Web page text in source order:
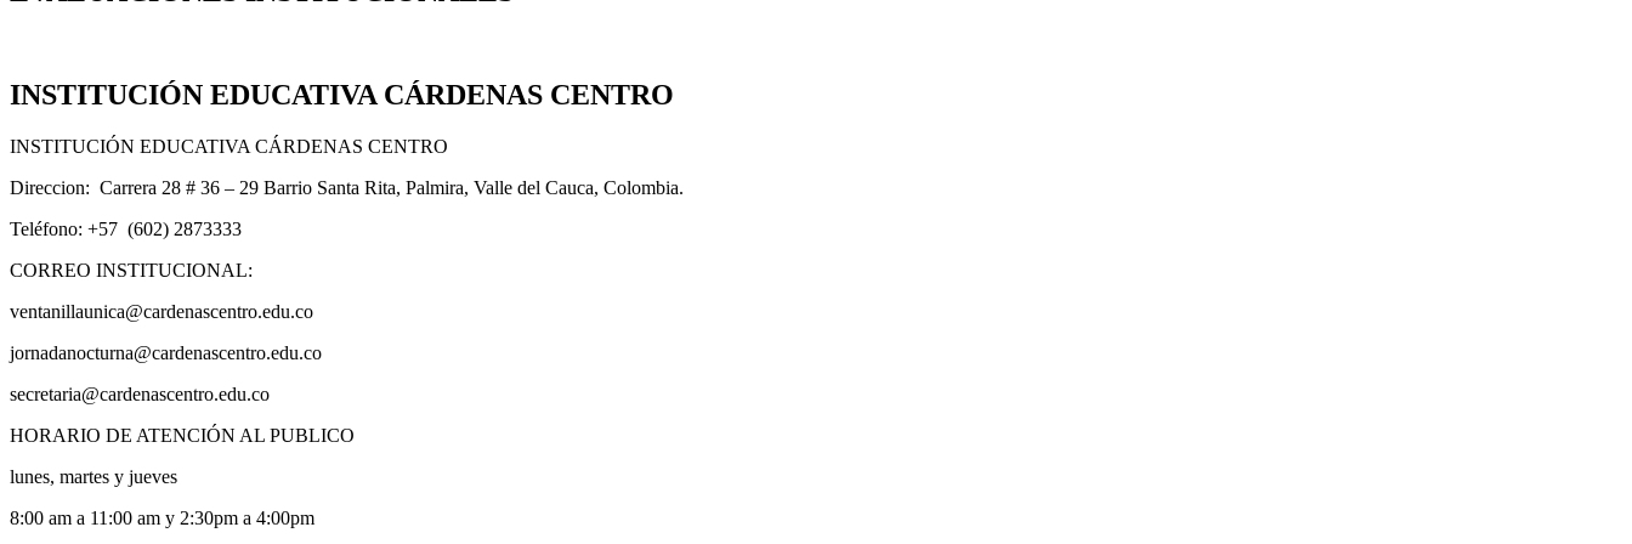
INSTITUCIÓN EDUCATIVA CÁRDENAS CENTRO
INSTITUCIÓN EDUCATIVA CÁRDENAS CENTRO
Direccion: Carrera 28 # 36 – 29 Barrio Santa Rita, Palmira, Valle del Cauca, Colombia.
Teléfono: +57 (602) 2873333
CORREO INSTITUCIONAL:
ventanillaunica@cardenascentro.edu.co
jornadanocturna@cardenascentro.edu.co
secretaria@cardenascentro.edu.co
HORARIO DE ATENCIÓN AL PUBLICO
lunes, martes y jueves
8:00 am a 11:00 am y 2:30pm a 4:00pm